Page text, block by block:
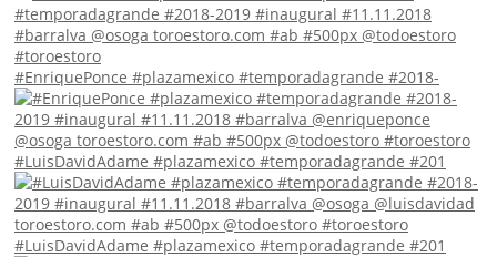
#EnriquePonce #plazamexico #temporadagrande #2018-
#LuisDavidAdame #plazamexico #temporadagrande #201
#LuisDavidAdame #plazamexico #temporadagrande #201